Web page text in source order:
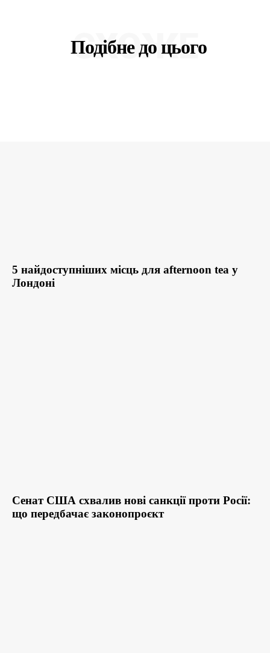
Подібне до цього
СХОЖЕ
5 найдоступніших місць для afternoon tea у
Лондоні
Сенат США схвалив нові санкції проти Росії:
що передбачає законопроєкт